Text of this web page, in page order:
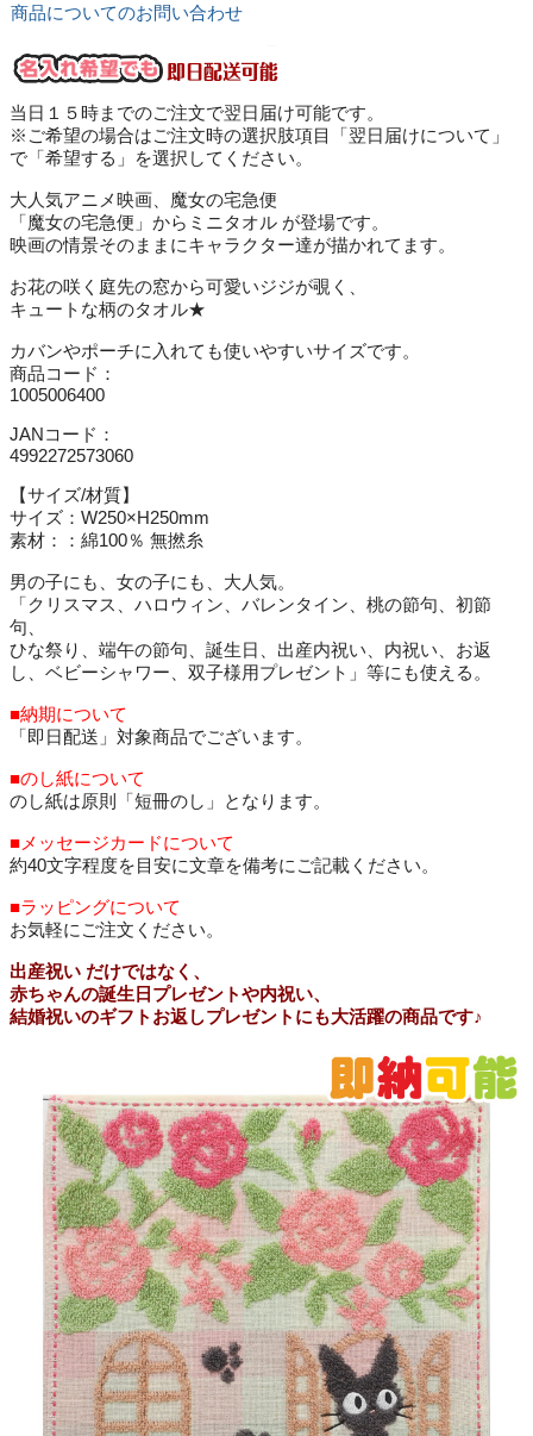
商品についてのお問い合わせ
当日１５時までのご注文で翌日届け可能です。
※ご希望の場合はご注文時の選択肢項目「翌日届けについて」
で「希望する」を選択してください。
大人気アニメ映画、魔女の宅急便
「魔女の宅急便」からミニタオル が登場です。
映画の情景そのままにキャラクター達が描かれてます。
お花の咲く庭先の窓から可愛いジジが覗く、
キュートな柄のタオル★
カバンやポーチに入れても使いやすいサイズです。
商品コード：
1005006400
JANコード：
4992272573060
【サイズ/材質】
サイズ：W250×H250mm
素材：：綿100％ 無撚糸
男の子にも、女の子にも、大人気。
「クリスマス、ハロウィン、バレンタイン、桃の節句、初節
句、
ひな祭り、端午の節句、誕生日、出産内祝い、内祝い、お返
し、ベビーシャワー、双子様用プレゼント」等にも使える。
■納期について
「即日配送」対象商品でございます。
■のし紙について
のし紙は原則「短冊のし」となります。
■メッセージカードについて
約40文字程度を目安に文章を備考にご記載ください。
■ラッピングについて
お気軽にご注文ください。
出産祝い だけではなく、
赤ちゃんの誕生日プレゼントや内祝い、
結婚祝いのギフトお返しプレゼントにも大活躍の商品です♪